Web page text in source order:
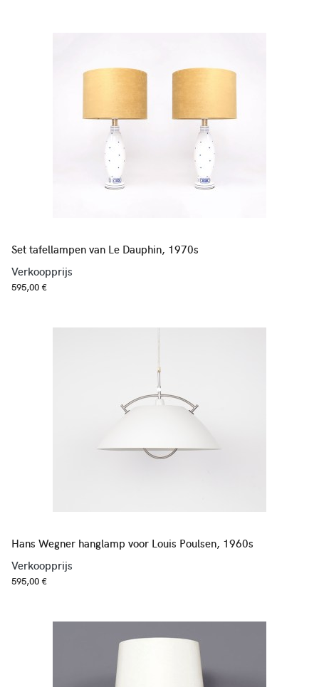
Set tafellampen van Le Dauphin, 1970s
Verkoopprijs
595,00 €
Hans Wegner hanglamp voor Louis Poulsen, 1960s
Verkoopprijs
595,00 €